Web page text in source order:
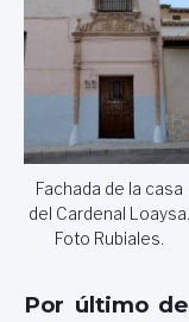
Fachada de la casa
del Cardenal Loaysa.
Foto Rubiales.
Por último